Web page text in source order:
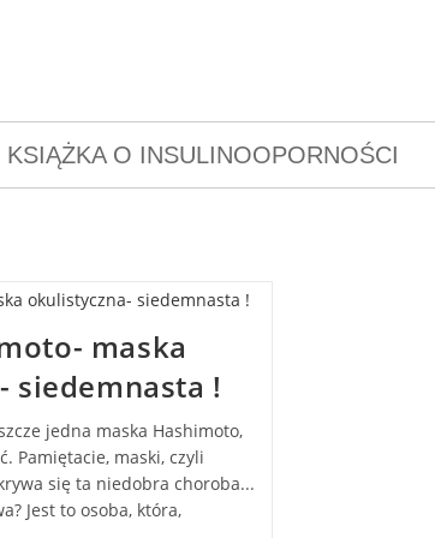
KSIĄŻKA O INSULINOOPORNOŚCI
maska
siedemnasta !
jedna maska Hashimoto,
Pamiętacie, maski, czyli
się ta niedobra choroba...
Jest to osoba, która,